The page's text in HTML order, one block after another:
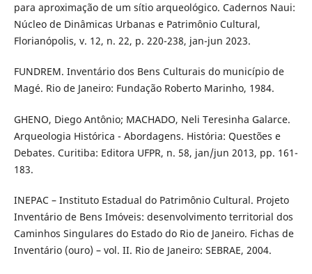
para aproximação de um sítio arqueológico. Cadernos Naui:
Núcleo de Dinâmicas Urbanas e Patrimônio Cultural,
Florianópolis, v. 12, n. 22, p. 220-238, jan-jun 2023.
FUNDREM. Inventário dos Bens Culturais do município de
Magé. Rio de Janeiro: Fundação Roberto Marinho, 1984.
GHENO, Diego Antônio; MACHADO, Neli Teresinha Galarce.
Arqueologia Histórica - Abordagens. História: Questões e
Debates. Curitiba: Editora UFPR, n. 58, jan/jun 2013, pp. 161-
183.
INEPAC – Instituto Estadual do Patrimônio Cultural. Projeto
Inventário de Bens Imóveis: desenvolvimento territorial dos
Caminhos Singulares do Estado do Rio de Janeiro. Fichas de
Inventário (ouro) – vol. II. Rio de Janeiro: SEBRAE, 2004.